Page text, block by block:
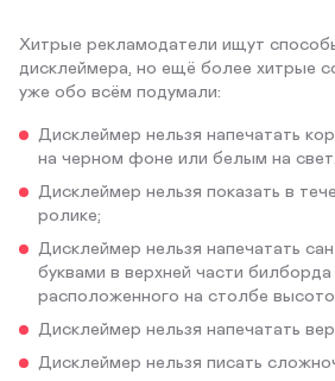
Хитрые рекламодатели ищут
дисклеймера, но ещё более хитрые
уже обо всём подумали:
Дисклеймер нельзя напечатать
на черном фоне или белым на
Дисклеймер нельзя показать в
ролике;
Дисклеймер нельзя напечатать
буквами в верхней части билборда
расположенного на столбе
Дисклеймер нельзя напечатать
Дисклеймер нельзя писать